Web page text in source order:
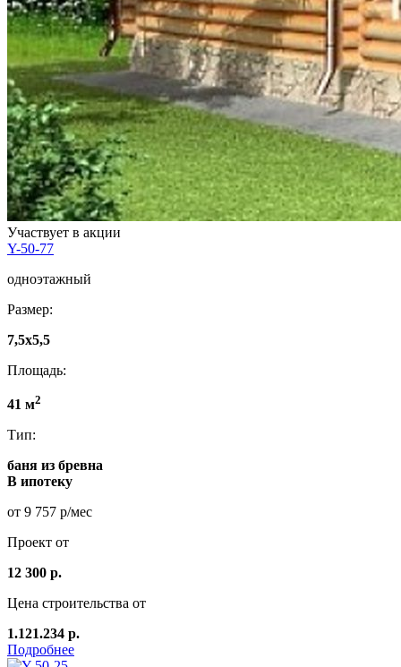
Участвует в акции
Y-50-77
одноэтажный
Размер:
7,5x5,5
Площадь:
41 м2
Тип:
баня из бревна
В ипотеку
от 9 757 р/мес
Проект от
12 300 р.
Цена строительства от
1.121.234 р.
Подробнее